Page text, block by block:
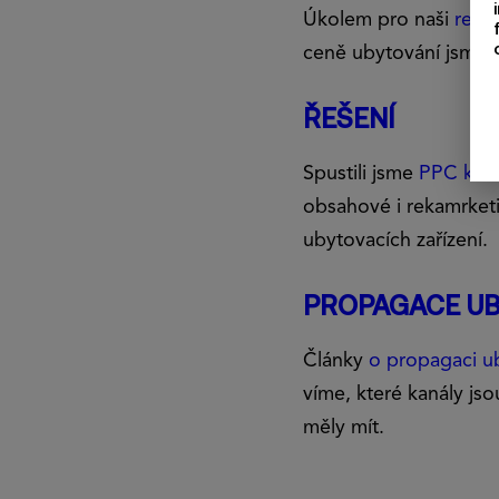
Úkolem pro naši
ceně ubytování jsme
ŘEŠENÍ
Spustili jsme PPC
obsahové i
ubytovacích zařízení.
PROPAGACE
Články o propagaci
víme, které kanály
měly mít.